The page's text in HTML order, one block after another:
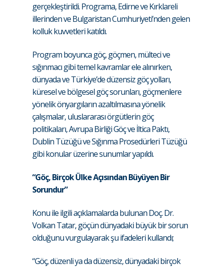
gerçekleştirildi. Programa, Edirne ve Kırklareli
illerinden ve Bulgaristan Cumhuriyeti’nden gelen
kolluk kuvvetleri katıldı.
Program boyunca göç, göçmen, mülteci ve
sığınmacı gibi temel kavramlar ele alınırken,
dünyada ve Türkiye’de düzensiz göç yolları,
küresel ve bölgesel göç sorunları, göçmenlere
yönelik önyargıların azaltılmasına yönelik
çalışmalar, uluslararası örgütlerin göç
politikaları, Avrupa Birliği Göç ve İltica Paktı,
Dublin Tüzüğü ve Sığınma Prosedürleri Tüzüğü
gibi konular üzerine sunumlar yapıldı.
“Göç, Birçok Ülke Açısından Büyüyen Bir
Sorundur”
Konu ile ilgili açıklamalarda bulunan Doç. Dr.
Volkan Tatar, göçün dünyadaki büyük bir sorun
olduğunu vurgulayarak şu ifadeleri kullandı;
“Göç, düzenli ya da düzensiz, dünyadaki birçok